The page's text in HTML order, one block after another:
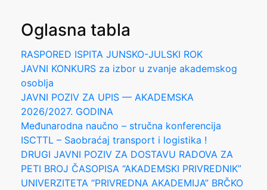
Oglasna tabla
RASPORED ISPITA JUNSKO-JULSKI ROK
JAVNI KONKURS za izbor u zvanje akademskog
osoblja
JAVNI POZIV ZA UPIS — AKADEMSKA
2026/2027. GODINA
Međunarodna naučno – stručna konferencija
ISCTTL – Saobraćaj transport i logistika !
DRUGI JAVNI POZIV ZA DOSTAVU RADOVA ZA
PETI BROJ ČASOPISA “AKADEMSKI PRIVREDNIK”
UNIVERZITETA “PRIVREDNA AKADEMIJA” BRČKO